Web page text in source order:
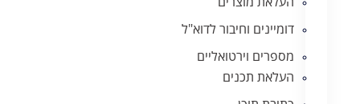
דומיינים וחיבור לדוא"ל
מספרים וירטואליים
העלאת תכנים